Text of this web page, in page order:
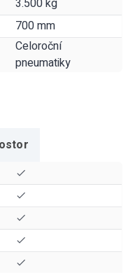
700 mm
Celoroční
pneumatiky